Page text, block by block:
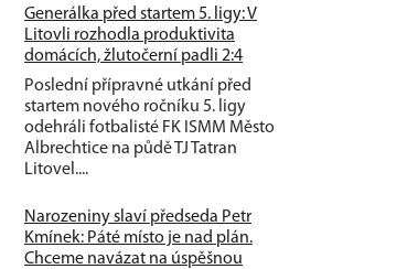
Generálka před startem 5. ligy: V
Litovli rozhodla produktivita
domácích, žlutočerní padli 2:4
Poslední přípravné utkání před
startem nového ročníku 5. ligy
odehráli fotbalisté FK ISMM Město
Albrechtice na půdě TJ Tatran
Litovel....
Narozeniny slaví předseda Petr
Kmínek: Páté místo je nad plán.
Chceme navázat na úspěšnou